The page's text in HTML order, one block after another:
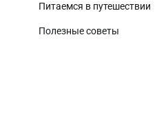
Питаемся в путешествии
Полезные советы